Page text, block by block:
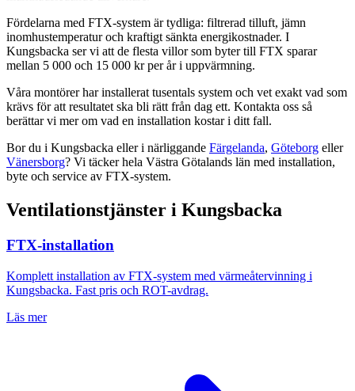
Fördelarna med FTX-system är tydliga: filtrerad tilluft, jämn
inomhustemperatur och kraftigt sänkta energikostnader. I
Kungsbacka ser vi att de flesta villor som byter till FTX sparar
mellan 5 000 och 15 000 kr per år i uppvärmning.
Våra montörer har installerat tusentals system och vet exakt vad som
krävs för att resultatet ska bli rätt från dag ett. Kontakta oss så
berättar vi mer om vad en installation kostar i ditt fall.
Bor du i Kungsbacka eller i närliggande Färgelanda, Göteborg eller
Vänersborg? Vi täcker hela Västra Götalands län med installation,
byte och service av FTX-system.
Ventilationstjänster i Kungsbacka
FTX-installation
Komplett installation av FTX-system med värmeåtervinning i
Kungsbacka. Fast pris och ROT-avdrag.
Läs mer